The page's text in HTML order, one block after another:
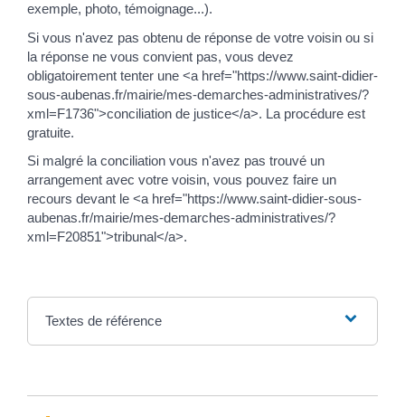
exemple, photo, témoignage...).
Si vous n'avez pas obtenu de réponse de votre voisin ou si
la réponse ne vous convient pas, vous devez
obligatoirement tenter une <a href="https://www.saint-didier-
sous-aubenas.fr/mairie/mes-demarches-administratives/?
xml=F1736">conciliation de justice</a>. La procédure est
gratuite.
Si malgré la conciliation vous n'avez pas trouvé un
arrangement avec votre voisin, vous pouvez faire un
recours devant le <a href="https://www.saint-didier-sous-
aubenas.fr/mairie/mes-demarches-administratives/?
xml=F20851">tribunal</a>.
Textes de référence